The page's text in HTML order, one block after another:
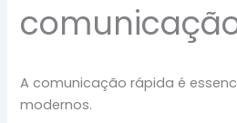
A comunicação rápida é
modernos.